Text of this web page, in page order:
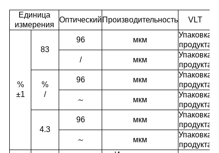
Единица
измерения
Оптический Производительность VLT
%
±1
83
96 мкм
Упаковка
продукта
/
мкм
Упаковка
продукта
%
/
96 мкм
Упаковка
продукта
～
мкм
Упаковка
продукта
4.3
96 мкм
Упаковка
продукта
～
мкм
Упаковка
продукта